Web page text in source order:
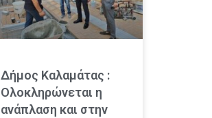
Δήμος Καλαμάτας :
Ολοκληρώνεται η
ανάπλαση και στην